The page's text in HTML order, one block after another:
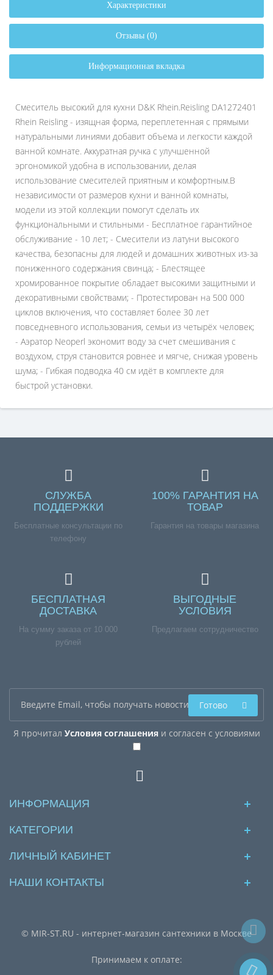
Характеристики
Отзывы (0)
Информационная вкладка
Смеситель высокий для кухни D&K Rhein.Reisling DA1272401
Rhein Reisling - изящная форма, переплетенная с прямыми
натуральными линиями добавит объема и легкости каждой
ванной комнате. Аккуратная ручка с улучшенной
эргономикой удобна в использовании, делая
использование смесителей приятным и комфортным.В
независимости от размеров кухни и ванной комнаты,
модели из этой коллекции помогут сделать их
функциональными и стильными - Бесплатное гарантийное
обслуживание - 10 лет; - Смесители из латуни высокого
качества, безопасны для людей и домашних животных из-за
пониженного содержания свинца; - Блестящее
хромированное покрытие обладает высокими защитными и
декоративными свойствами; - Протестирован на 500 000
циклов включения, что составляет более 30 лет
повседневного использования, семьи из четырёх человек;
- Аэратор Neoperl экономит воду за счет смешивания с
воздухом, струя становится ровнее и мягче, снижая уровень
шума; - Гибкая подводка 40 см идёт в комплекте для
быстрой установки.
СЛУЖБА
ПОДДЕРЖКИ
Бесплатные консультации по
телефону
100% ГАРАНТИЯ НА
ТОВАР
Гарантия на товары магазина
БЕСПЛАТНАЯ
ДОСТАВКА
На сумму заказа от 10 000
рублей
ВЫГОДНЫЕ
УСЛОВИЯ
Предлагаем сотрудничество
Я прочитал Условия соглашенияи согласен с условиями
Готово
ИНФОРМАЦИЯ
КАТЕГОРИИ
ЛИЧНЫЙ КАБИНЕТ
НАШИ КОНТАКТЫ
© MIR-ST.RU - интернет-магазин сантехники в Москве
Принимаем к оплате: